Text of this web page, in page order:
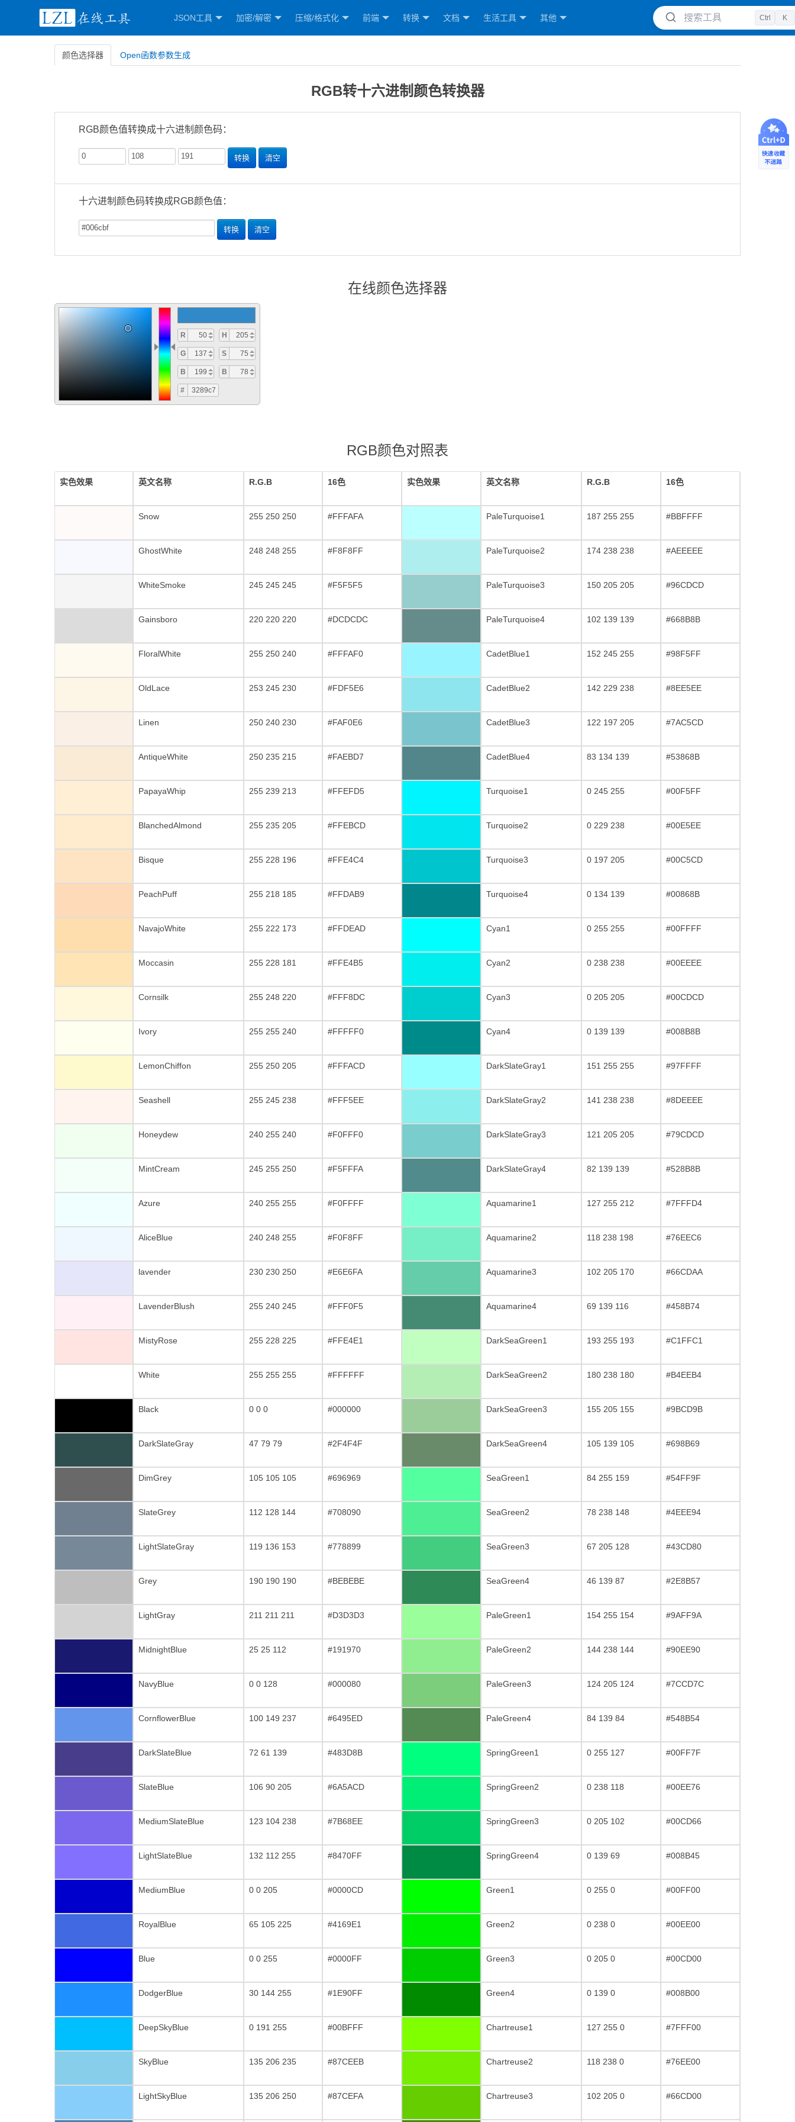
JSON工具 加密/解密 压缩/格式化 前端 转换 文档 生活工具 其他 搜索工具 Ctrl K
颜色选择器 Open函数参数生成
RGB转十六进制颜色转换器
RGB颜色值转换成十六进制颜色码：
转换 清空
十六进制颜色码转换成RGB颜色值：
转换 清空
在线颜色选择器
RGB颜色对照表
实色效果 英文名称 R.G.B 16色 实色效果 英文名称 R.G.B 16色
Snow 255 250 250 #FFFAFA PaleTurquoise1 187 255 255 #BBFFFF
GhostWhite 248 248 255 #F8F8FF PaleTurquoise2 174 238 238 #AEEEEE
WhiteSmoke 245 245 245 #F5F5F5 PaleTurquoise3 150 205 205 #96CDCD
Gainsboro 220 220 220 #DCDCDC PaleTurquoise4 102 139 139 #668B8B
FloralWhite 255 250 240 #FFFAF0 CadetBlue1 152 245 255 #98F5FF
OldLace 253 245 230 #FDF5E6 CadetBlue2 142 229 238 #8EE5EE
Linen 250 240 230 #FAF0E6 CadetBlue3 122 197 205 #7AC5CD
AntiqueWhite 250 235 215 #FAEBD7 CadetBlue4 83 134 139 #53868B
PapayaWhip 255 239 213 #FFEFD5 Turquoise1 0 245 255 #00F5FF
BlanchedAlmond 255 235 205 #FFEBCD Turquoise2 0 229 238 #00E5EE
Bisque 255 228 196 #FFE4C4 Turquoise3 0 197 205 #00C5CD
PeachPuff 255 218 185 #FFDAB9 Turquoise4 0 134 139 #00868B
NavajoWhite 255 222 173 #FFDEAD Cyan1 0 255 255 #00FFFF
Moccasin 255 228 181 #FFE4B5 Cyan2 0 238 238 #00EEEE
Cornsilk 255 248 220 #FFF8DC Cyan3 0 205 205 #00CDCD
Ivory 255 255 240 #FFFFF0 Cyan4 0 139 139 #008B8B
LemonChiffon 255 250 205 #FFFACD DarkSlateGray1 151 255 255 #97FFFF
Seashell 255 245 238 #FFF5EE DarkSlateGray2 141 238 238 #8DEEEE
Honeydew 240 255 240 #F0FFF0 DarkSlateGray3 121 205 205 #79CDCD
MintCream 245 255 250 #F5FFFA DarkSlateGray4 82 139 139 #528B8B
Azure 240 255 255 #F0FFFF Aquamarine1 127 255 212 #7FFFD4
AliceBlue 240 248 255 #F0F8FF Aquamarine2 118 238 198 #76EEC6
lavender 230 230 250 #E6E6FA Aquamarine3 102 205 170 #66CDAA
LavenderBlush 255 240 245 #FFF0F5 Aquamarine4 69 139 116 #458B74
MistyRose 255 228 225 #FFE4E1 DarkSeaGreen1 193 255 193 #C1FFC1
White 255 255 255 #FFFFFF DarkSeaGreen2 180 238 180 #B4EEB4
Black 0 0 0 #000000 DarkSeaGreen3 155 205 155 #9BCD9B
DarkSlateGray 47 79 79 #2F4F4F DarkSeaGreen4 105 139 105 #698B69
DimGrey 105 105 105 #696969 SeaGreen1 84 255 159 #54FF9F
SlateGrey 112 128 144 #708090 SeaGreen2 78 238 148 #4EEE94
LightSlateGray 119 136 153 #778899 SeaGreen3 67 205 128 #43CD80
Grey 190 190 190 #BEBEBE SeaGreen4 46 139 87 #2E8B57
LightGray 211 211 211 #D3D3D3 PaleGreen1 154 255 154 #9AFF9A
MidnightBlue 25 25 112 #191970 PaleGreen2 144 238 144 #90EE90
NavyBlue 0 0 128 #000080 PaleGreen3 124 205 124 #7CCD7C
CornflowerBlue 100 149 237 #6495ED PaleGreen4 84 139 84 #548B54
DarkSlateBlue 72 61 139 #483D8B SpringGreen1 0 255 127 #00FF7F
SlateBlue 106 90 205 #6A5ACD SpringGreen2 0 238 118 #00EE76
MediumSlateBlue 123 104 238 #7B68EE SpringGreen3 0 205 102 #00CD66
LightSlateBlue 132 112 255 #8470FF SpringGreen4 0 139 69 #008B45
MediumBlue 0 0 205 #0000CD Green1 0 255 0 #00FF00
RoyalBlue 65 105 225 #4169E1 Green2 0 238 0 #00EE00
Blue 0 0 255 #0000FF Green3 0 205 0 #00CD00
DodgerBlue 30 144 255 #1E90FF Green4 0 139 0 #008B00
DeepSkyBlue 0 191 255 #00BFFF Chartreuse1 127 255 0 #7FFF00
SkyBlue 135 206 235 #87CEEB Chartreuse2 118 238 0 #76EE00
LightSkyBlue 135 206 250 #87CEFA Chartreuse3 102 205 0 #66CD00